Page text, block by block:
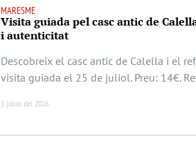
MARESME
Visita guiada pel casc antic de
i autenticitat
Descobreix el casc antic de Calella i el
visita guiada el 25 de juliol. Preu: 14€.
3 juliol del 2026